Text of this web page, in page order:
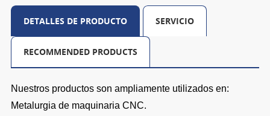
DETALLES DE PRODUCTO SERVICIO
RECOMMENDED PRODUCTS
Nuestros productos son ampliamente utilizados en:
Metalurgia de maquinaria CNC.